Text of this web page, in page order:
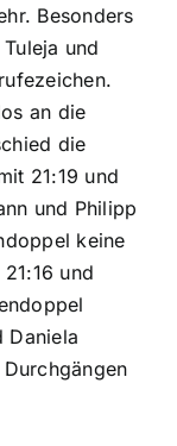
Besonders
und
an die
die
21:19 und
und Philipp
keine
und
Daniela